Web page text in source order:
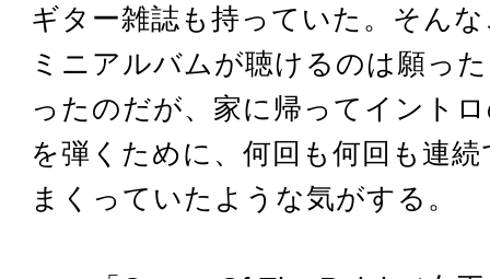
ギター雑誌も持っていた。そん
ミニアルバムが聴けるのは願っ
ったのだが、家に帰ってイント
を弾くために、何回も何回も連
まくっていたような気がする。